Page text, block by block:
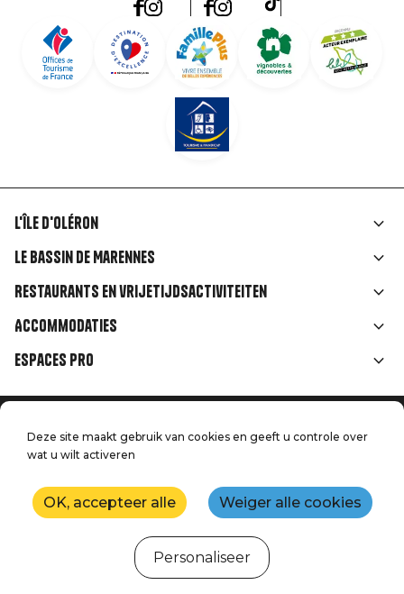
Liens
rubriques
L'île d'Oléron
Le Bassin de Marennes
Restaurants en vrijetijdsactiviteiten
Accommodaties
Espaces Pro
Menu
de
Juridische informatie
Druk op
Neem contact met ons op
Kaart
Productie: StudioJuillet
Deze site maakt gebruik van cookies en geeft u controle over
wat u wilt activeren
OK, accepteer alle Weiger alle cookies
Personaliseer